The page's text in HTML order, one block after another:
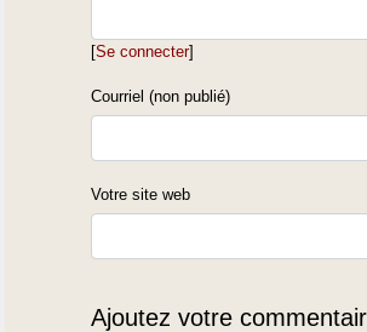
> adoubade sus quauquës puns,
> aci l'escandilh.
encountrat signës de douttë
classique qui utilisen depux
[Se connecter]
Courriel (non publié)
Votre site web
Ajoutez votre